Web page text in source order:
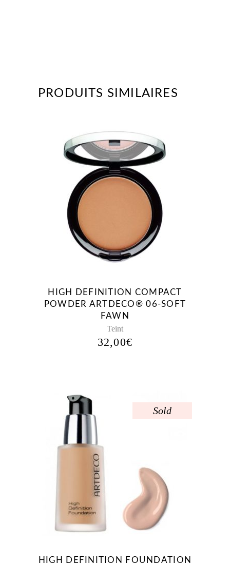
PRODUITS SIMILAIRES
HIGH DEFINITION COMPACT
POWDER ARTDECO® 06-SOFT
FAWN
Teint
32,00€
Sold
HIGH DEFINITION FOUNDATION